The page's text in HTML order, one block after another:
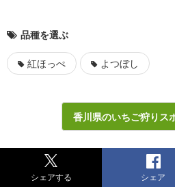
品種を選ぶ
紅ほっぺ よつぼし
香川県のいちご狩りス
シェアする シェア